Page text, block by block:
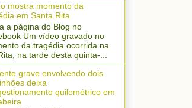
mostra momento da
em Santa Rita
a página do Blog no
Um vídeo gravado no
da tragédia ocorrida na
na tarde desta quinta-...
grave envolvendo dois
deixa
quilométrico em